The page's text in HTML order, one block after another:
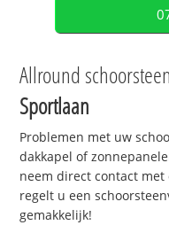
Allround
Sportlaan
Problemen met uw
dakkapel of
neem direct contact met
regelt u een
gemakkelijk!